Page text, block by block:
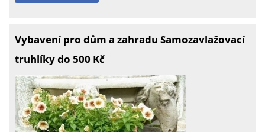
Vybavení pro dům a zahradu Samozavlažovací
truhlíky do 500 Kč